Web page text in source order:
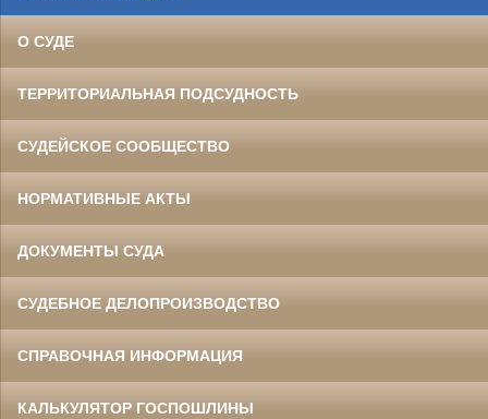
О СУДЕ
ТЕРРИТОРИАЛЬНАЯ ПОДСУДНОСТЬ
СУДЕЙСКОЕ СООБЩЕСТВО
НОРМАТИВНЫЕ АКТЫ
ДОКУМЕНТЫ СУДА
СУДЕБНОЕ ДЕЛОПРОИЗВОДСТВО
СПРАВОЧНАЯ ИНФОРМАЦИЯ
КАЛЬКУЛЯТОР ГОСПОШЛИНЫ